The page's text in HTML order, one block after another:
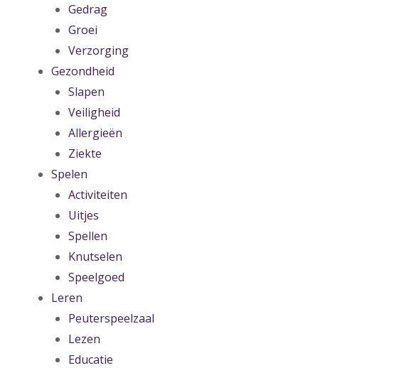
Gedrag
Groei
Verzorging
Gezondheid
Slapen
Veiligheid
Allergieën
Ziekte
Spelen
Activiteiten
Uitjes
Spellen
Knutselen
Speelgoed
Leren
Peuterspeelzaal
Lezen
Educatie